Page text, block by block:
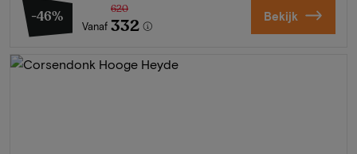
-46%
Vanaf
620
332 Bekijk